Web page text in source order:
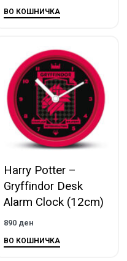
ВО КОШНИЧКА
Harry Potter –
Gryffindor Desk
Alarm Clock (12cm)
890 ден
ВО КОШНИЧКА